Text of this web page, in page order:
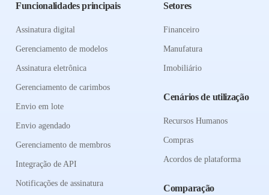
Funcionalidades principais
Assinatura digital
Gerenciamento de modelos
Assinatura eletrônica
Gerenciamento de carimbos
Envio em lote
Envio agendado
Gerenciamento de membros
Integração de API
Notificações de assinatura
Setores
Financeiro
Manufatura
Imobiliário
Cenários de utilização
Recursos Humanos
Compras
Acordos de plataforma
Comparação